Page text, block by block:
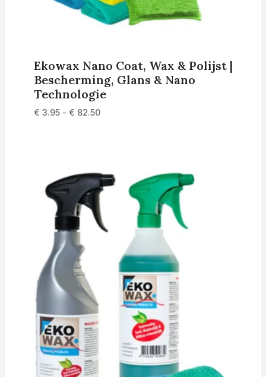
Ekowax Nano Coat, Wax & Polijst |
Bescherming, Glans & Nano
Technologie
€ 3.95 - € 82.50Prijsklasse: